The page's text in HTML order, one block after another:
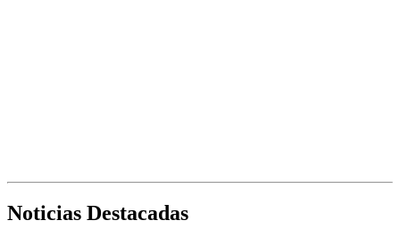
Noticias Destacadas